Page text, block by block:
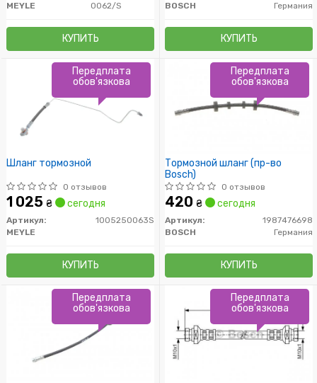
0062/S
MEYLE
КУПИТЬ
BOSCH
Германия
КУПИТЬ
Шланг тормозной
0 отзывов
1 025 ₴ сегодня
Артикул:
1005250063S
MEYLE
КУПИТЬ
Передплата
обов'язкова
Тормозной шланг (пр-во
Bosch)
0 отзывов
420 ₴ сегодня
Артикул:
1987476698
BOSCH
Германия
КУПИТЬ
Передплата
обов'язкова
Передплата
обов'язкова
Передплата
обов'язкова